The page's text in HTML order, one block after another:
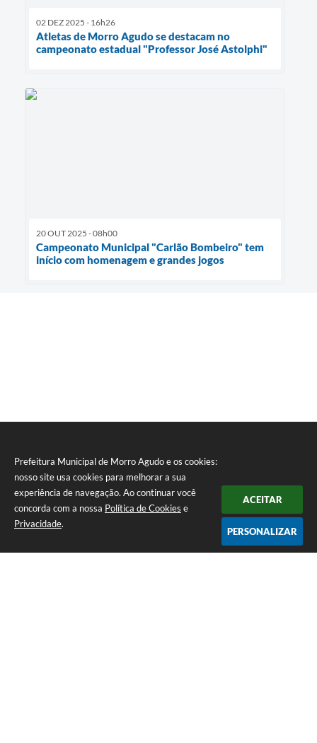
Prefeitura Municipal de Morro Agudo e os cookies:
nosso site usa cookies para melhorar a sua
experiência de navegação. Ao continuar você
concorda com a nossa Política de Cookies e
Privacidade.
ACEITAR
PERSONALIZAR
02 DEZ 2025 - 16h26
Atletas de Morro Agudo se destacam no
campeonato estadual "Professor José Astolphi"
20 OUT 2025 - 08h00
Campeonato Municipal "Carlão Bombeiro" tem
início com homenagem e grandes jogos